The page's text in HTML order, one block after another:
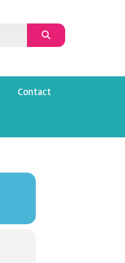
Contact